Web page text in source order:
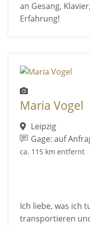
an Gesang,
Erfahrung!
Maria Vogel
Leipzig
Gage: auf
ca. 115 km entfernt
Ich liebe, was ich
transportieren